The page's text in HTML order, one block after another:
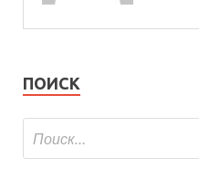
ПОИСК